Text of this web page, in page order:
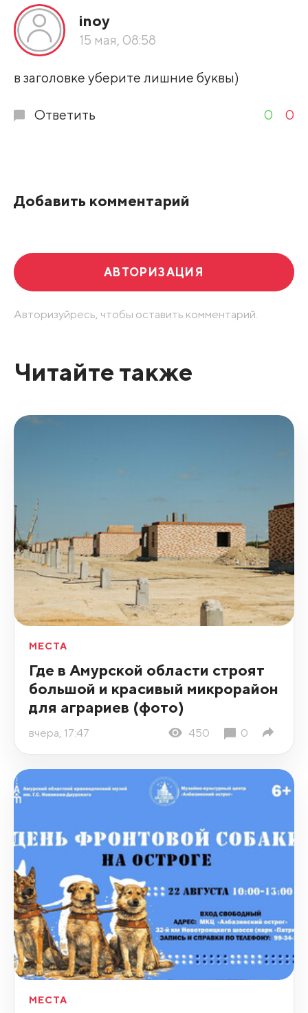
По рейтингу
Развернуть все
inoy
15 мая, 08:58
в заголовке уберите лишние буквы)
Ответить 0 0
Добавить комментарий
АВТОРИЗАЦИЯ
Авторизуйресь, чтобы оставить комментарий.
Читайте также
МЕСТА
Где в Амурской области строят
большой и красивый микрорайон
для аграриев (фото)
вчера, 17:47 450 0
МЕСТА